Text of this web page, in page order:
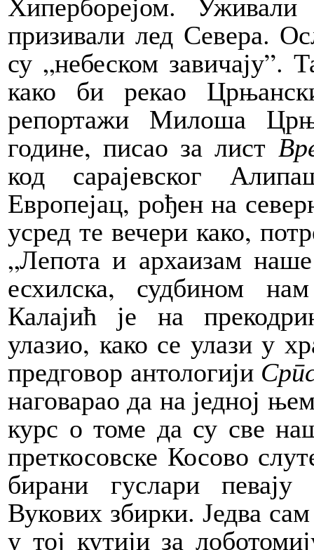
призивали лед Севера.
су „небеском
како би рекао
репортажи Милоша
године, писао за лист
код сарајевског
Европејац, рођен на
усред те вечери како,
„Лепота и архаизам
есхилска, судбином
Калајић је на
улазио, како се улази у
предговор антологији
наговарао да на једној
курс о томе да су све
преткосовске Косово
бирани гуслари
Вукових збирки. Једва
у тој кутији за